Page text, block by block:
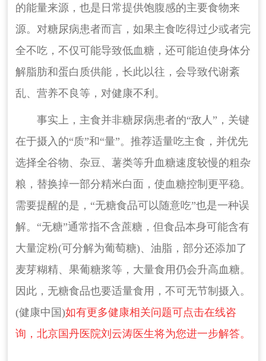
的能量来源，也是日常提供饱腹感的主要食物来
源。对糖尿病患者而言，如果主食吃得过少或者完
全不吃，不仅可能导致低血糖，还可能迫使身体分
解脂肪和蛋白质供能，长此以往，会导致代谢紊
乱、营养不良等，对健康不利。
事实上，主食并非糖尿病患者的“敌人”，关键
在于摄入的“质”和“量”。推荐适量吃主食，并优先
选择全谷物、杂豆、薯类等升血糖速度较慢的粗杂
粮，替换掉一部分精米白面，使血糖控制更平稳。
需要提醒的是，“无糖食品可以随意吃”也是一种误
解。“无糖”通常指不含蔗糖，但食品本身可能含有
大量淀粉(可分解为葡萄糖)、油脂，部分还添加了
麦芽糊精、果葡糖浆等，大量食用仍会升高血糖。
因此，无糖食品也要适量食用，不可无节制摄入。
(健康中国)如有更多健康相关问题可点击在线咨
询，北京国丹医院刘云涛医生将为您进一步解答。